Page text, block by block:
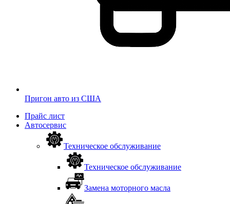
Пригон авто из США
Прайс лист
Автосервис
Техническое обслуживание
Техническое обслуживание
Замена моторного масла